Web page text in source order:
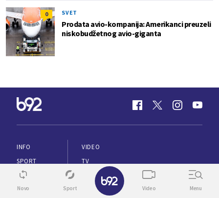
0 SVET
Prodata avio-kompanija: Amerikanci preuzeli
niskobudžetnog avio-giganta
INFO
SPORT
BIZ
ŽIVOT
VIDEO
TV
ENGLISH
VREME
Novo Sport Video Menu
✕